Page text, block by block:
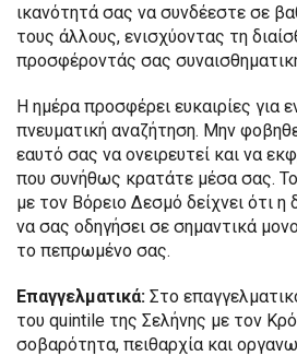
ικανότητά σας να συνδέεστε σε
τους άλλους, ενισχύοντας τη
προσφέροντάς σας
Η ημέρα προσφέρει ευκαιρίες για
πνευματική αναζήτηση. Μην
εαυτό σας να ονειρευτεί και να
που συνήθως κρατάτε μέσα σας.
με τον Βόρειο Δεσμό δείχνει ότι η
να σας οδηγήσει σε σημαντικά
το πεπρωμένο σας.
Επαγγελματικά: Στο
του quintile της Σελήνης με τον
σοβαρότητα, πειθαρχία και